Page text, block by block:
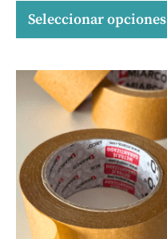
Seleccionar opciones